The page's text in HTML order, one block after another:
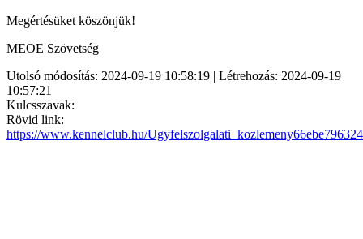
Megértésüket köszönjük!
MEOE Szövetség
Utolsó módosítás: 2024-09-19 10:58:19 | Létrehozás: 2024-09-19
10:57:21
Kulcsszavak:
Rövid link:
https://www.kennelclub.hu/